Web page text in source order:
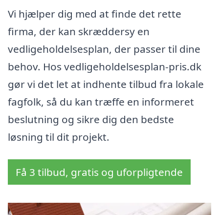
Vi hjælper dig med at finde det rette
firma, der kan skræddersy en
vedligeholdelsesplan, der passer til dine
behov. Hos vedligeholdelsesplan-pris.dk
gør vi det let at indhente tilbud fra lokale
fagfolk, så du kan træffe en informeret
beslutning og sikre dig den bedste
løsning til dit projekt.
Få 3 tilbud, gratis og uforpligtende